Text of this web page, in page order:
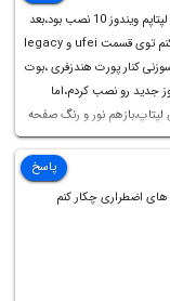
با عرض سلام و خسته نباشید روی لپتاپم ویندوز 10 نصب بود،بعد
از چند مدت اومدم ویندوز عوض کنم توی قسمت ufei و legacy
کنار پورت هندزفری ،بوت
جدید رو نصب کردم،اما
لپتاپ،بازهم نور و رنگ صفحه
سابق نیست(نور زیاده و بی
کردن و غیره هم نور و
خواهشمند است راهنمایی
اضطراری چکار کنم
پاسخ